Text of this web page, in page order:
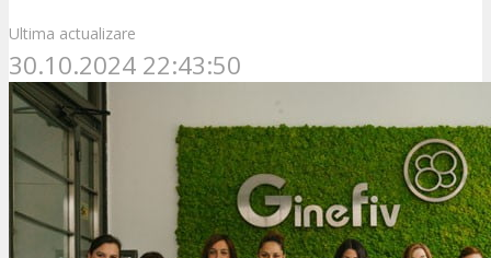
Ultima actualizare
30.10.2024 22:43:50